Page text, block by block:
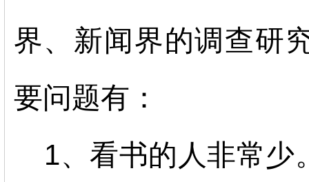
界、新闻界的调查研
要问题有：
1、看书的人非常少